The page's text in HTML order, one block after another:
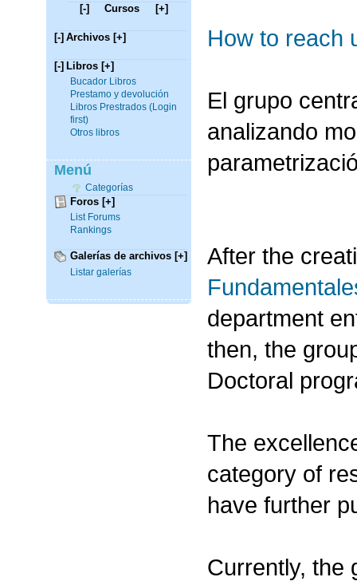
How to reach
El grupo
analizando
After the
department
then, the
Doctoral
The
category of
have further
Currently, the
[-]
Cursos [+]
[-] Archivos [+]
[-] Libros [+]
Bucador Libros
Prestamo y devolución
Libros Prestrados (Login
first)
Otros libros
Menú
Categorías
Foros [+]
List Forums
Rankings
Galerías de archivos [+]
Listar galerías